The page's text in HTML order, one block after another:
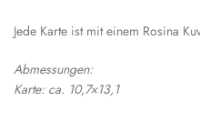
Jede Karte ist mit einem Rosina
Abmessungen:
Karte: ca. 10,7×13,1